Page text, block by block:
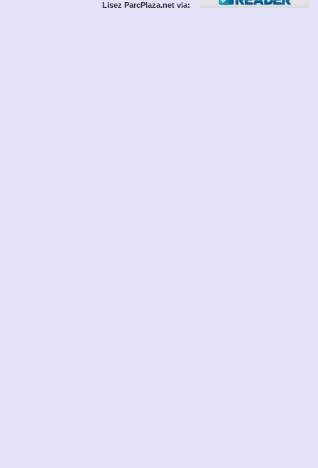
Lisez ParcPlaza.net via: